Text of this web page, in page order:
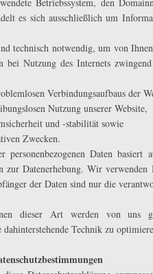
es sich ausschließlich um
technisch notwendig, um von
bei Nutzung des Internets
Verbindungsaufbaus der
Nutzung unserer Website,
und -stabilität sowie
Zwecken.
personenbezogenen Daten basiert
zur Datenerhebung. Wir
der Daten sind nur die
dieser Art werden von uns
Technik zu